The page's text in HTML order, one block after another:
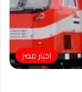
اخبار مصر